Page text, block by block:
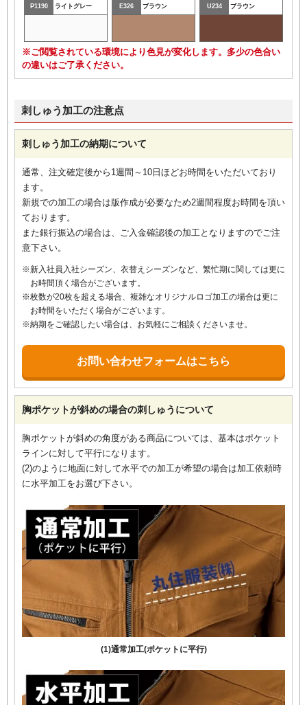
P1190 ライトグレー E326 ブラウン U234 ブラウン
※ご閲覧されている環境により色見が変化します。多少の色合い
の違いはご了承ください。
刺しゅう加工の注意点
刺しゅう加工の納期について
通常、注文確定後から1週間～10日ほどお時間をいただいており
ます。
新規での加工の場合は版作成が必要なため2週間程度お時間を頂い
ております。
また銀行振込の場合は、ご入金確認後の加工となりますのでご注
意下さい。
新入社員入社シーズン、衣替えシーズンなど、繁忙期に関しては更に
お時間頂く場合がございます。
枚数が20枚を超える場合、複雑なオリジナルロゴ加工の場合は更に
お時間をいただく場合がございます。
納期をご確認したい場合は、お気軽にご相談くださいませ。
お問い合わせフォームはこちら
胸ポケットが斜めの場合の刺しゅうについて
胸ポケットが斜めの角度がある商品については、基本はポケット
ラインに対して平行になります。
(2)のように地面に対して水平での加工が希望の場合は加工依頼時
に水平加工をお選び下さい。
(1)通常加工(ポケットに平行)